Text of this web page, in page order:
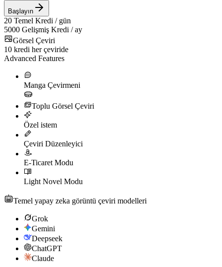
Başlayın
20 Temel Kredi / gün
5000 Gelişmiş Kredi / ay
Görsel Çeviri
10 kredi her çeviride
Advanced Features
Manga Çevirmeni
Toplu Görsel Çeviri
Özel istem
Çeviri Düzenleyici
E-Ticaret Modu
Light Novel Modu
Temel yapay zeka görüntü çeviri modelleri
Grok
Gemini
Deepseek
ChatGPT
Claude